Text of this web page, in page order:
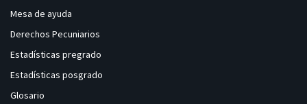
Mesa de ayuda
Derechos Pecuniarios
Estadísticas pregrado
Estadísticas posgrado
Glosario